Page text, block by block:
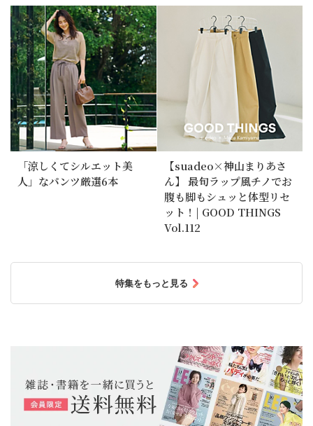
「涼しくてシルエット美
人」なパンツ厳選6本
【suadeo×神山まりあさ
ん】 最旬ラップ風チノでお
腹も脚もシュッと体型リセ
ット！| GOOD THINGS
Vol.112
特集をもっと見る